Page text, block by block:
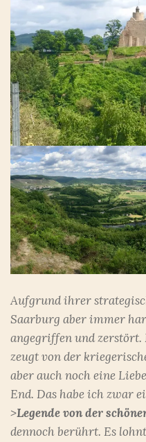
Aufgrund ihrer
Saarburg aber immer
angegriffen und
zeugt von der
aber auch noch eine
End. Das habe ich zwar
>Legende von der
dennoch berührt. Es